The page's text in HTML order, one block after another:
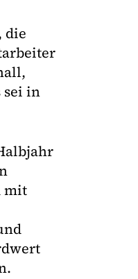
die
sei in
mit